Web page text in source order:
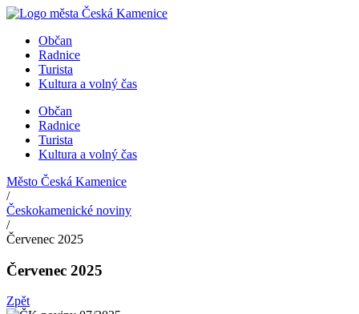
Přejít
obsahuObčan
Radnice
Turista
Kultura a volný čas
Občan
Radnice
Turista
Kultura a volný čas
Město Česká Kamenice
/
Českokamenické noviny
/
Červenec 2025
Červenec 2025
Zpět